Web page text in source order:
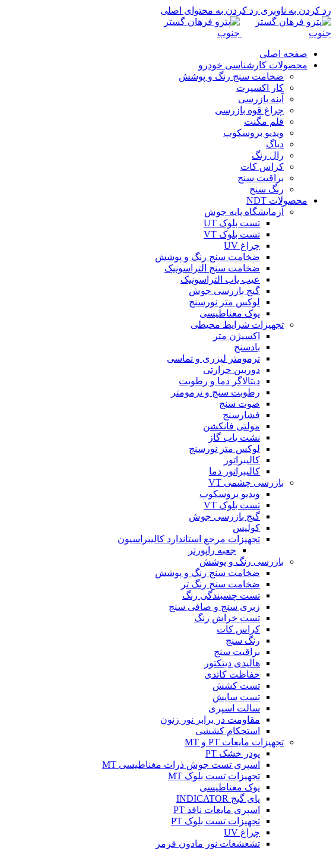
رد کردن به ناوبری رد کردن به محتوای اصلی
صفحه اصلی
محصولات کارشناسی خودرو
ضخامت سنج رنگ و پوشش
کار اکسپرت
آینه بازرسی
چراغ قوه بازرسی
قلم مگنت
ویدیو بروسکوپ
دیاگ
رال رنگ
کراس کات
براقیت سنج
رنگ سنج
محصولات NDT
آزمایشگاه پایه جوش
تست بلوک UT
تست بلوک VT
چراغ UV
ضخامت سنج رنگ و پوشش
ضخامت سنج التراسونیک
عیب یاب التراسونیک
گیج بازرسی جوش
لوکس متر نورسنج
یوک مغناطیسی
تجهیزات شرایط محیطی
اکسیژن متر
بادسنج
ترمومتر لیزری و تماسی
دوربین حرارتی
دیتالاگر دما و رطوبت
رطوبت سنج و ترمومتر
صوت سنج
فشارسنج
مولتی فانکشن
نشت یاب گاز
لوکس متر نورسنج
کالیبراتور
کالیبراتور دما
بازرسی چشمی VT
ویدیو بروسکوپ
تست بلوک VT
گیج بازرسی جوش
کولیس
تجهیزات مرجع استاندارد کالیبراسیون
جعبه راپورتر
بازرسی رنگ و پوشش
ضخامت سنج رنگ و پوشش
ضخامت سنج رنگ تر
تست چسبندگی رنگ
زبری سنج و صافی سنج
تست خراش رنگ
کراس کات
رنگ سنج
براقیت سنج
هالیدی دیتکتور
حفاظت کاتدی
تست کشش
تست سایش
سالت اسپری
مقاومت در برابر نور زنون
استحکام کششی
تجهیزات مایعات PT و MT
پودر خشک PT
اسپری تست جوش ذرات مغناطیسی MT
تجهیزات تست بلوک MT
یوک مغناطیسی
پای گیج INDICATOR
اسپری مایعات نافذ PT
تجهیزات تست بلوک PT
چراغ UV
تشعشعات نور مادون قرمز